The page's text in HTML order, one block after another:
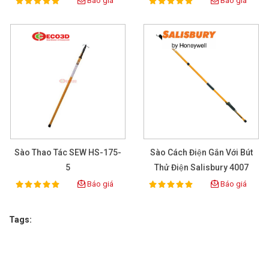
Rating:
100% Rating:
100%
Sào Thao Tác SEW HS-175-
5
Rating:
100% Báo giá
Sào Cách Điện Gắn Với Bút
Thử Điện Salisbury 4007
Rating:
100% Báo giá
Tags: